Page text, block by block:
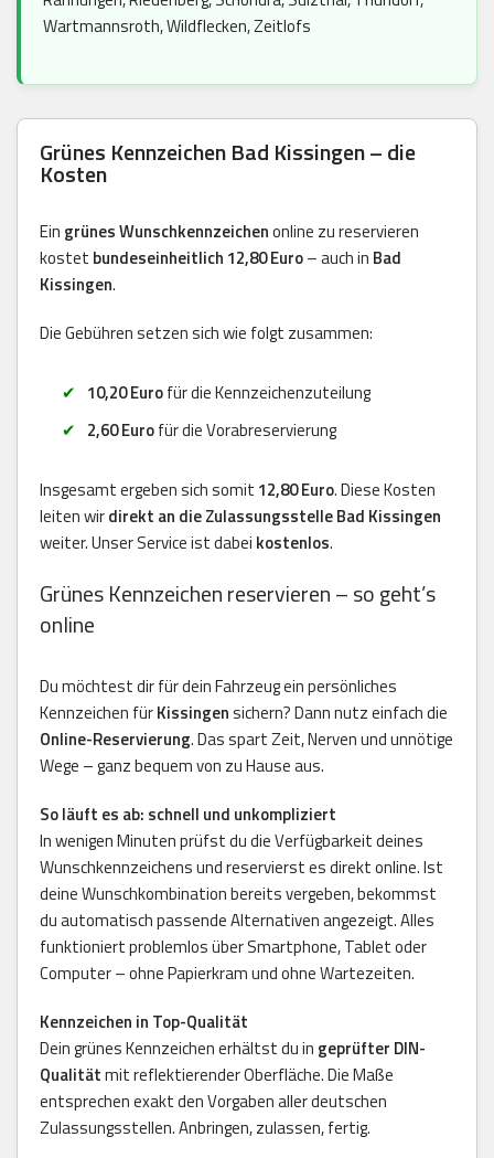
Wartmannsroth, Wildflecken, Zeitlofs
Grünes Kennzeichen Bad Kissingen – die
Kosten
Ein grünes Wunschkennzeichenonline zu reservieren
kostet bundeseinheitlich 12,80 Euro– auch in Bad
Kissingen.
Die Gebühren setzen sich wie folgt zusammen:
10,20 Eurofür die Kennzeichenzuteilung
2,60 Eurofür die Vorabreservierung
Insgesamt ergeben sich somit 12,80 Euro. Diese Kosten
leiten wirdirekt an die Zulassungsstelle Bad Kissingen
weiter. Unser Service ist dabei kostenlos.
Grünes Kennzeichen reservieren – so geht’s
online
Du möchtest dir für dein Fahrzeug ein persönliches
Kennzeichen fürKissingensichern? Dann nutz einfach die
Online-Reservierung. Das spart Zeit, Nerven und unnötige
Wege – ganz bequem von zu Hause aus.
So läuft es ab: schnell und unkompliziert
In wenigen Minuten prüfst du die Verfügbarkeit deines
Wunschkennzeichens und reservierst es direkt online. Ist
deine Wunschkombination bereits vergeben, bekommst
du automatisch passende Alternativen angezeigt. Alles
funktioniert problemlos über Smartphone, Tablet oder
Computer – ohne Papierkram und ohne Wartezeiten.
Kennzeichen in Top-Qualität
Dein grünes Kennzeichen erhältst du in geprüfter DIN-
Qualitätmit reflektierender Oberfläche. Die Maße
entsprechen exakt den Vorgaben aller deutschen
Zulassungsstellen. Anbringen, zulassen, fertig.